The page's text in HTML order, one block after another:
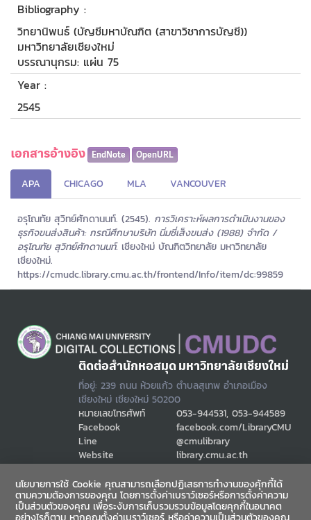
Bibliography :
วิทยานิพนธ์ (บัญชีมหาบัณฑิต (สาขาวิชาการบัญชี))
มหาวิทยาลัยเชียงใหม่
บรรณานุกรม: แผ่น 75
Year :
2545
เอกสารอ้างอิง EndNote OpenURL
APA CHICAGO MLA VANCOUVER
อรุโณทัย สุวิทย์ศักดานนท์. (2545). การวิเคราะห์ผลการดำเนินงานของ
ธุรกิจขนส่งสินค้า: กรณีศึกษาบริษัท นิ่มซี่เส็งขนส่ง (1988) จำกัด /
อรุโณทัย สุวิทย์ศักดานนท์. เชียงใหม่ บัณฑิตวิทยาลัย มหาวิทยาลัย
เชียงใหม่.
https://cmudc.library.cmu.ac.th/frontend/Info/item/dc:99859
ติดต่อสำนักหอสมุด มหาวิทยาลัยเชียงใหม่
ที่อยู่: 239 ถนน ห้วยแก้ว ตำบลสุเทพ อำเภอเมือง
เชียงใหม่ เชียงใหม่ 50200
หมายเลขโทรศัพท์ 053-944531, 053-944589
Facebook
facebook.com/LibraryCMU
Line
@cmulibrary
Website
library.cmu.ac.th
ช่องทางสื่อสาร
นโยบายการใช้ Cookie คุณสามารถเลือกปฏิเสธการทำงานของคุ้กกี้ได้
ตามความต้องการของคุณ โดยการตั้งค่าเบราว์เซอร์หรือการตั้งค่าความ
เป็นส่วนตัวของคุณ เพื่อระงับการเก็บรวมรวบข้อมูลโดยคุกกี้ในอนาคต